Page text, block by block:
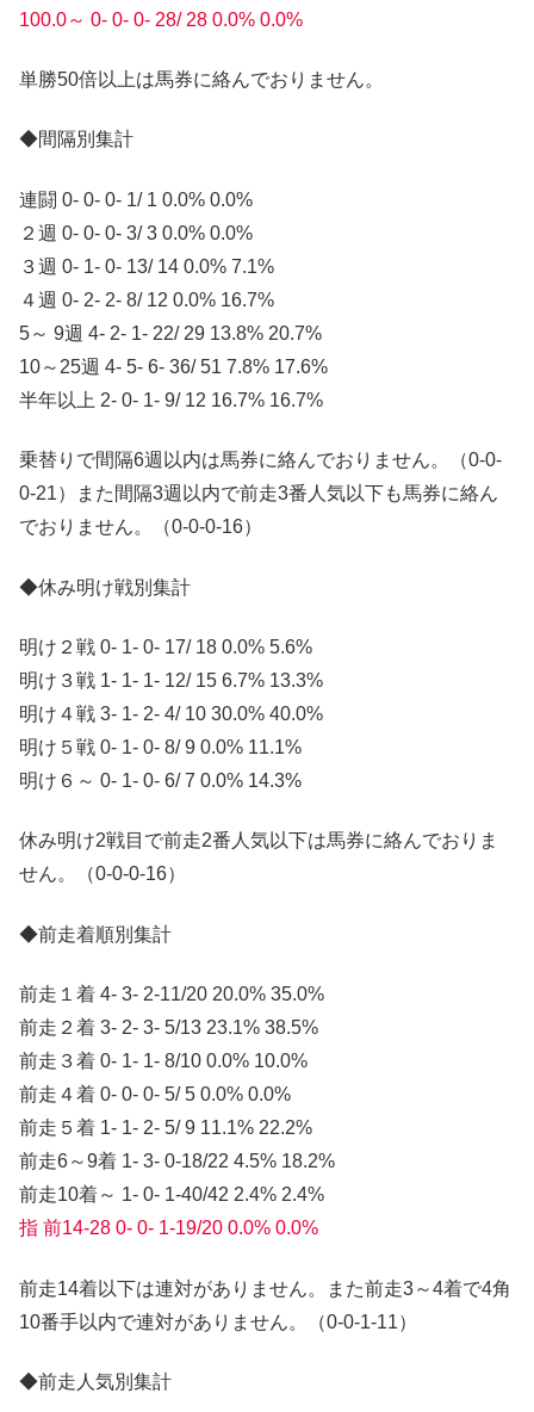
100.0～ 0- 0- 0- 28/ 28 0.0% 0.0%
単勝50倍以上は馬券に絡んでおりません。
◆間隔別集計
連闘 0- 0- 0- 1/ 1 0.0% 0.0%
２週 0- 0- 0- 3/ 3 0.0% 0.0%
３週 0- 1- 0- 13/ 14 0.0% 7.1%
４週 0- 2- 2- 8/ 12 0.0% 16.7%
5～ 9週 4- 2- 1- 22/ 29 13.8% 20.7%
10～25週 4- 5- 6- 36/ 51 7.8% 17.6%
半年以上 2- 0- 1- 9/ 12 16.7% 16.7%
乗替りで間隔6週以内は馬券に絡んでおりません。（0-0-
0-21）また間隔3週以内で前走3番人気以下も馬券に絡ん
でおりません。（0-0-0-16）
◆休み明け戦別集計
明け２戦 0- 1- 0- 17/ 18 0.0% 5.6%
明け３戦 1- 1- 1- 12/ 15 6.7% 13.3%
明け４戦 3- 1- 2- 4/ 10 30.0% 40.0%
明け５戦 0- 1- 0- 8/ 9 0.0% 11.1%
明け６～ 0- 1- 0- 6/ 7 0.0% 14.3%
休み明け2戦目で前走2番人気以下は馬券に絡んでおりま
せん。（0-0-0-16）
◆前走着順別集計
前走１着 4- 3- 2-11/20 20.0% 35.0%
前走２着 3- 2- 3- 5/13 23.1% 38.5%
前走３着 0- 1- 1- 8/10 0.0% 10.0%
前走４着 0- 0- 0- 5/ 5 0.0% 0.0%
前走５着 1- 1- 2- 5/ 9 11.1% 22.2%
前走6～9着 1- 3- 0-18/22 4.5% 18.2%
前走10着～ 1- 0- 1-40/42 2.4% 2.4%
指 前14-28 0- 0- 1-19/20 0.0% 0.0%
前走14着以下は連対がありません。また前走3～4着で4角
10番手以内で連対がありません。（0-0-1-11）
◆前走人気別集計